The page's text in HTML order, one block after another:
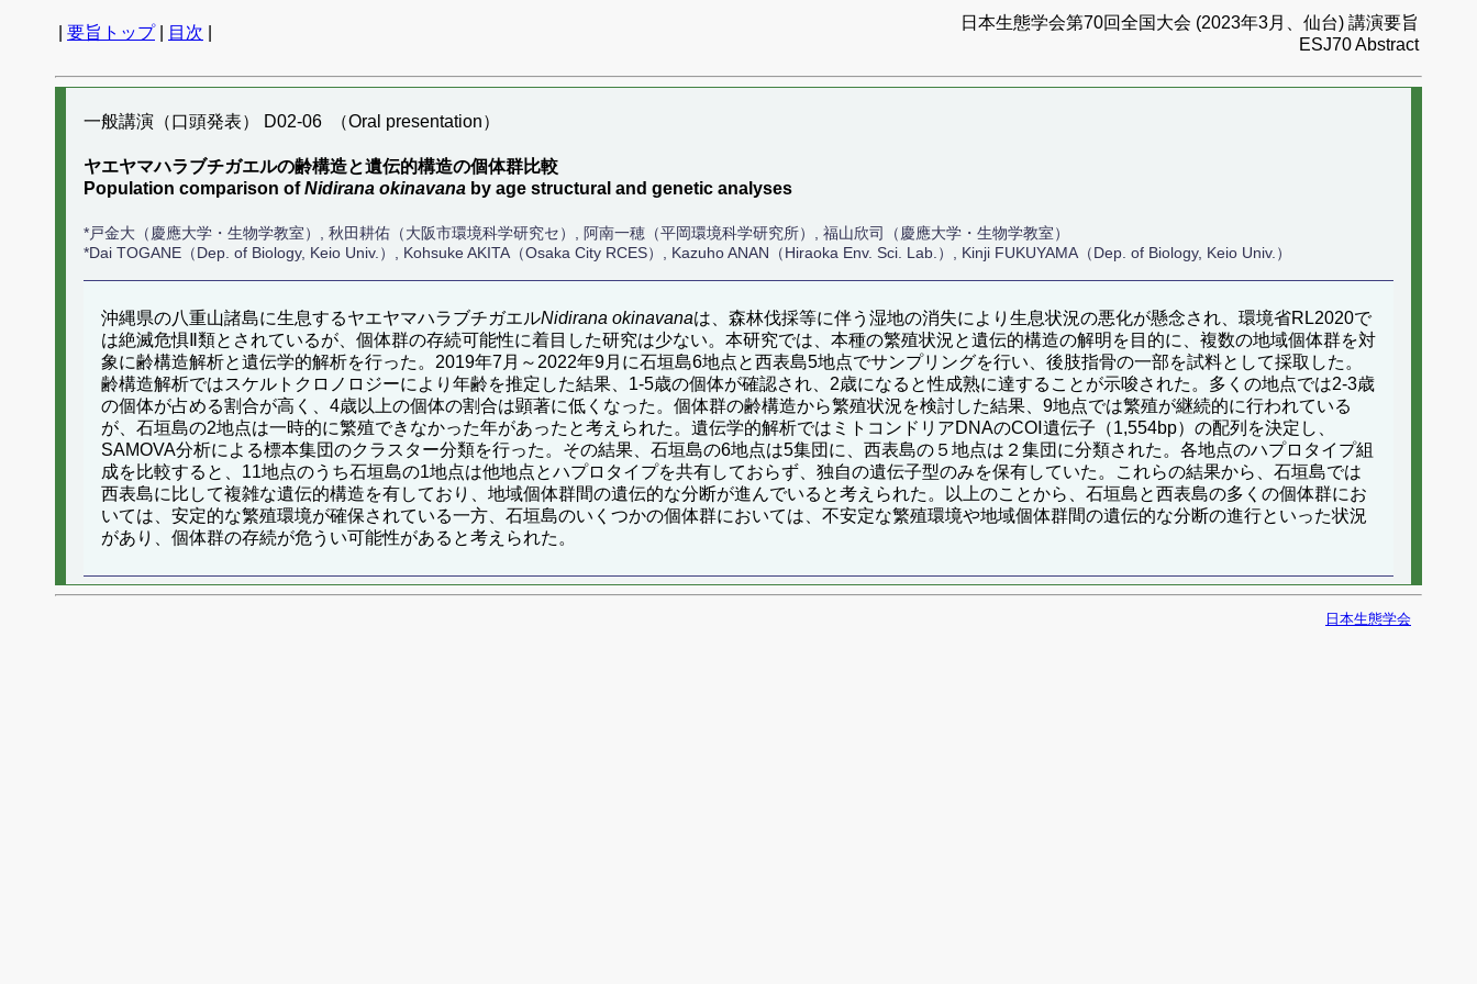
要旨トップ| 目次
日本生態学会第70回全国大会 (2023年3月、仙台) 講演要旨
ESJ70 Abstract
一般講演（口頭発表） D02-06 （Oral presentation）
ヤエヤマハラブチガエルの齢構造と遺伝的構造の個体群比較
Population comparison ofNidirana okinavana by age structural and genetic analyses
*戸金大（慶應大学・生物学教室）, 秋田耕佑（大阪市環境科学研究セ）, 阿南一穂（平岡環境科学研究所）, 福山欣司（慶應大学・生物学教室）
*Dai TOGANE（Dep. of Biology, Keio Univ.）, Kohsuke AKITA（Osaka City RCES）, Kazuho ANAN（Hiraoka Env. Sci. Lab.）, Kinji FUKUYAMA（Dep. of Biology, Keio Univ.）
沖縄県の八重山諸島に生息するヤエヤマハラブチガエルNidirana okinavanaは、森林伐採等に伴う湿地の消失により生息状況の悪化が懸念され、環境省RL2020で
は絶滅危惧Ⅱ類とされているが、個体群の存続可能性に着目した研究は少ない。本研究では、本種の繁殖状況と遺伝的構造の解明を目的に、複数の地域個体群を対
象に齢構造解析と遺伝学的解析を行った。2019年7月～2022年9月に石垣島6地点と西表島5地点でサンプリングを行い、後肢指骨の一部を試料として採取した。
齢構造解析ではスケルトクロノロジーにより年齢を推定した結果、1-5歳の個体が確認され、2歳になると性成熟に達することが示唆された。多くの地点では2-3歳
の個体が占める割合が高く、4歳以上の個体の割合は顕著に低くなった。個体群の齢構造から繁殖状況を検討した結果、9地点では繁殖が継続的に行われている
が、石垣島の2地点は一時的に繁殖できなかった年があったと考えられた。遺伝学的解析ではミトコンドリアDNAのCOⅠ遺伝子（1,554bp）の配列を決定し、
SAMOVA分析による標本集団のクラスター分類を行った。その結果、石垣島の6地点は5集団に、西表島の５地点は２集団に分類された。各地点のハプロタイプ組
成を比較すると、11地点のうち石垣島の1地点は他地点とハプロタイプを共有しておらず、独自の遺伝子型のみを保有していた。これらの結果から、石垣島では
西表島に比して複雑な遺伝的構造を有しており、地域個体群間の遺伝的な分断が進んでいると考えられた。以上のことから、石垣島と西表島の多くの個体群にお
いては、安定的な繁殖環境が確保されている一方、石垣島のいくつかの個体群においては、不安定な繁殖環境や地域個体群間の遺伝的な分断の進行といった状況
があり、個体群の存続が危うい可能性があると考えられた。
日本生態学会